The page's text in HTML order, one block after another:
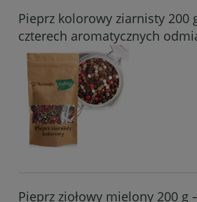
Pieprz kolorowy ziarnisty 200
czterech aromatycznych
Pieprz ziołowy mielony 200 g